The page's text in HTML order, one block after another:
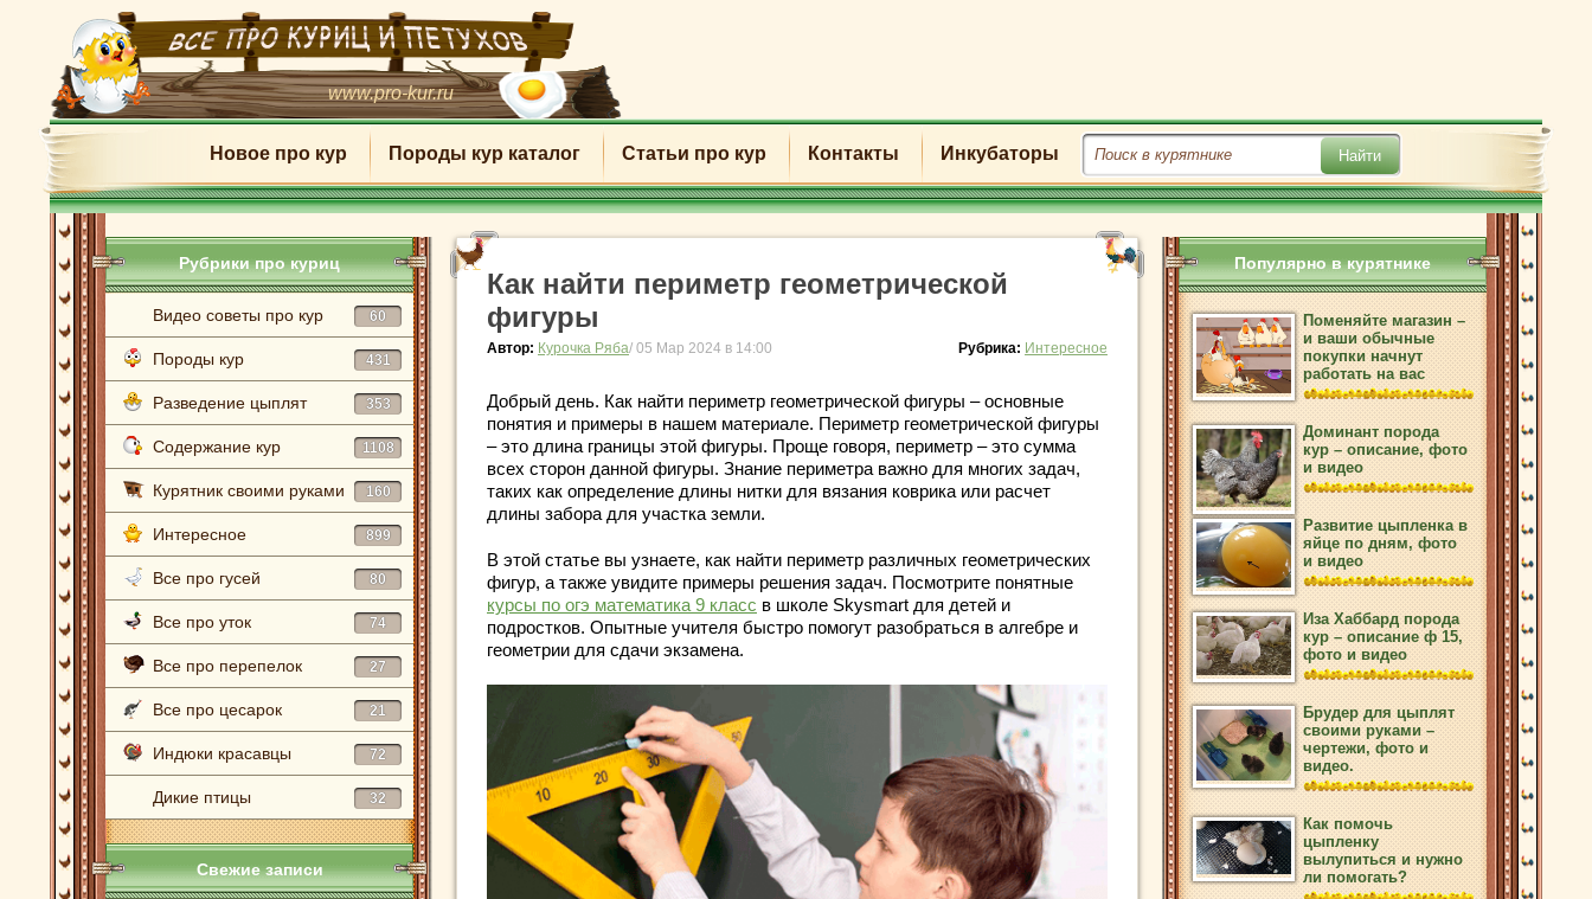
www.pro-kur.ru
Новое про кур Породы кур каталог Статьи про кур Контакты Инкубаторы
Рубрики про куриц
Видео советы про кур 60
Породы кур 431
Разведение цыплят 353
Содержание кур 1108
Курятник своими руками 160
Интересное 899
Все про гусей 80
Все про уток 74
Все про перепелок 27
Все про цесарок 21
Индюки красавцы 72
Дикие птицы 32
Свежие записи
Как найти периметр геометрической
фигуры
Автор: Курочка Ряба/ 05 Мар 2024 в 14:00 Рубрика: Интересное
Добрый день. Как найти периметр геометрической фигуры – основные
понятия и примеры в нашем материале. Периметр геометрической фигуры
– это длина границы этой фигуры. Проще говоря, периметр – это сумма
всех сторон данной фигуры. Знание периметра важно для многих задач,
таких как определение длины нитки для вязания коврика или расчет
длины забора для участка земли.
В этой статье вы узнаете, как найти периметр различных геометрических
фигур, а также увидите примеры решения задач. Посмотрите понятные
курсы по огэ математика 9 класс в школе Skysmart для детей и
подростков. Опытные учителя быстро помогут разобраться в алгебре и
геометрии для сдачи экзамена.
Популярно в курятнике
Поменяйте магазин –
и ваши обычные
покупки начнут
работать на вас
Доминант порода
кур – описание, фото
и видео
Развитие цыпленка в
яйце по дням, фото
и видео
Иза Хаббард порода
кур – описание ф 15,
фото и видео
Брудер для цыплят
своими руками –
чертежи, фото и
видео.
Как помочь
цыпленку
вылупиться и нужно
ли помогать?